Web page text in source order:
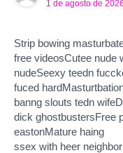
1 de agosto de
Strip bowing
free videosCutee nude
nudeSeexy teedn
fuced
banng slouts tedn
dick ghostbustersFree
eastonMature haing
ssex with heer